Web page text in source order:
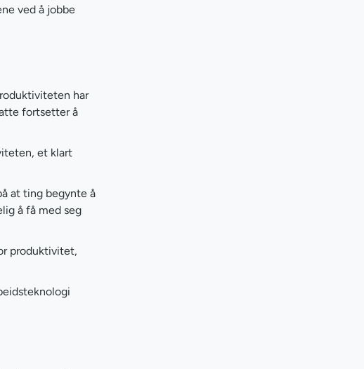
ved å jobbe
har
fortsetter å
et klart
at ting begynte å
å få med seg
produktivitet,